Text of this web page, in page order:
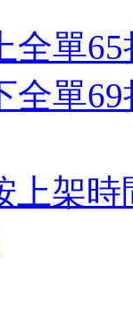
全單65
全單69